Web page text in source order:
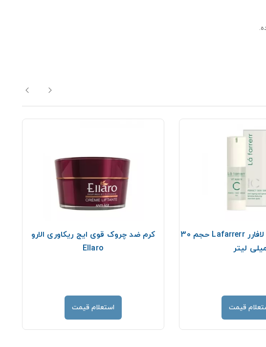
سرم ویتامین c لافارر Lafarrerr حجم 30
لیتر
قیمت
کرم ضد چروک قوی ایج ریکاوری الارو
Ellaro
استعلام قیمت